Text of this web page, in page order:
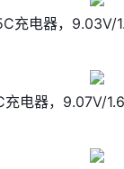
充电器，9.03V/
电器，9.07V/